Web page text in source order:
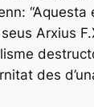
Arxius
des